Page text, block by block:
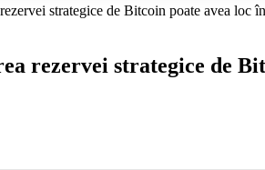
strategice de Bitcoin poate avea loc
rezervei strategice de